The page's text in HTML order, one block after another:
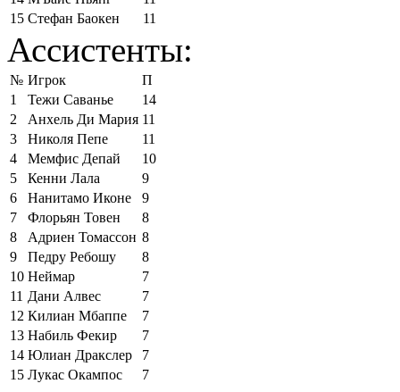
15 Стефан Баокен 11
Ассистенты:
№ Игрок
П
1
Тежи Саванье
14
2
Анхель Ди Мария 11
3
Николя Пепе
11
4
Мемфис Депай
10
5
Кенни Лала
9
6
Нанитамо Иконе
9
7
Флорьян Товен
8
8
Адриен Томассон 8
9
Педру Ребошу
8
10 Неймар
7
11 Дани Алвес
7
12 Килиан Мбаппе
7
13 Набиль Фекир
7
14 Юлиан Дракслер
7
15 Лукас Окампос 7